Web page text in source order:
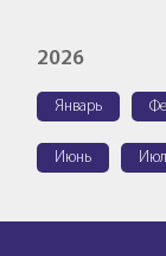
2026
Январь
Июнь